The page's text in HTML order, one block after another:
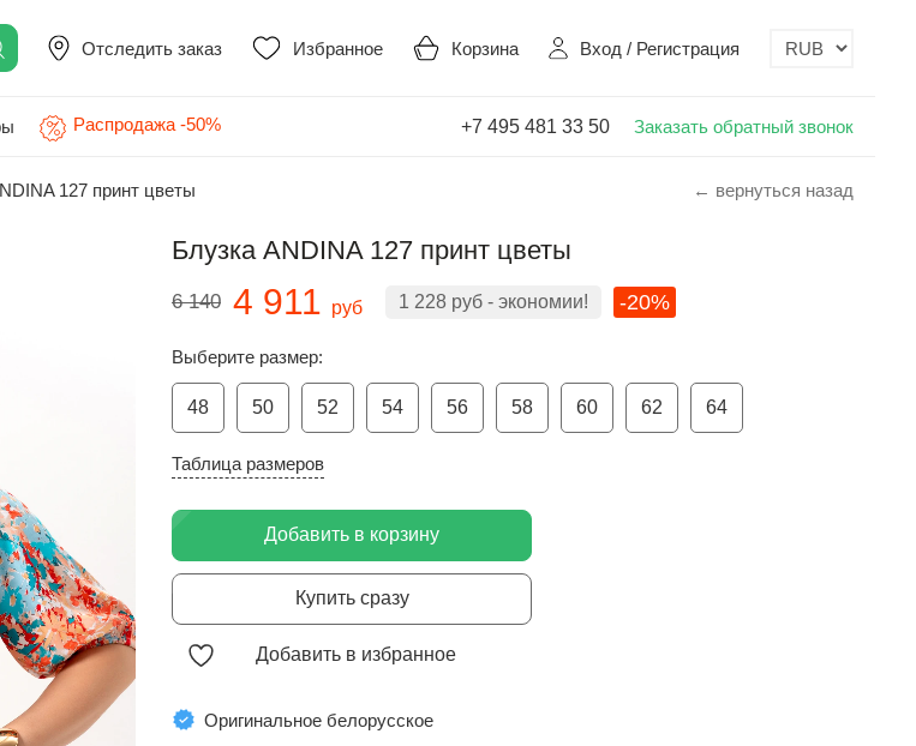
Отследить заказ Избранное Корзина Вход / Регистрация
Распродажа -50% +7 495 481 33 50 Заказать обратный звонок
127 принт цветы ← вернуться назад
Блузка ANDINA 127 принт цветы
6 140 4 911 руб 1 228 руб - экономии! -20%
Выберите размер:
48 50 52 54 56 58 60 62 64
Таблица размеров
Добавить в корзину
Купить сразу
Добавить в избранное
Оригинальное белорусское